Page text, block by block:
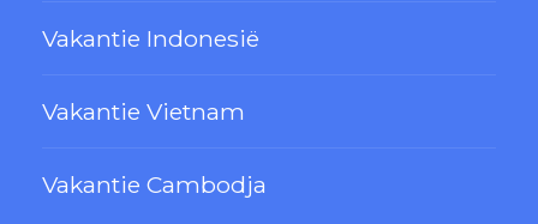
Vakantie Indonesië
Vakantie Vietnam
Vakantie Cambodja